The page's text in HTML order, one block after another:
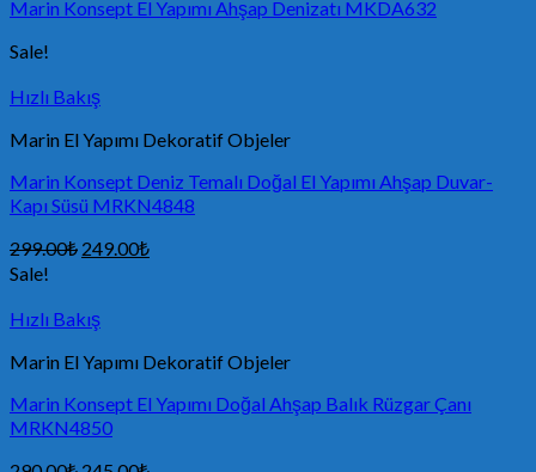
Marin Konsept El Yapımı Ahşap Denizatı MKDA632
Sale!
Hızlı Bakış
Marin El Yapımı Dekoratif Objeler
Marin Konsept Deniz Temalı Doğal El Yapımı Ahşap Duvar-
Kapı Süsü MRKN4848
299.00₺ 249.00₺
Sale!
Hızlı Bakış
Marin El Yapımı Dekoratif Objeler
Marin Konsept El Yapımı Doğal Ahşap Balık Rüzgar Çanı
MRKN4850